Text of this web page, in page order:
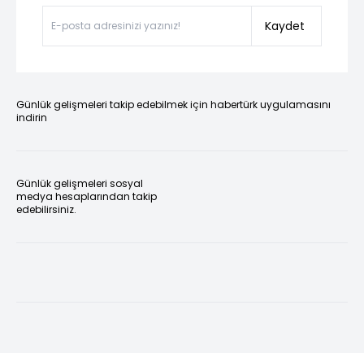
Kaydet
Günlük gelişmeleri takip edebilmek için habertürk uygulamasını
indirin
Günlük gelişmeleri sosyal
medya hesaplarından takip
edebilirsiniz.